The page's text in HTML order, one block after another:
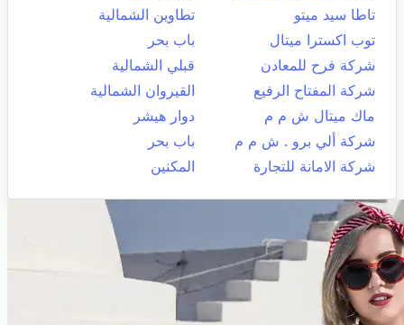
تاطا سيد ميتو
تطاوين الشمالية
توب اكسترا ميتال
باب بحر
شركة فرح للمعادن
قبلي الشمالية
شركة المفتاح الرفيع
القيروان الشمالية
ماك ميتال ش م م
دوار هيشر
شركة ألي برو . ش م م
باب بحر
شركة الامانة للتجارة
المكنين